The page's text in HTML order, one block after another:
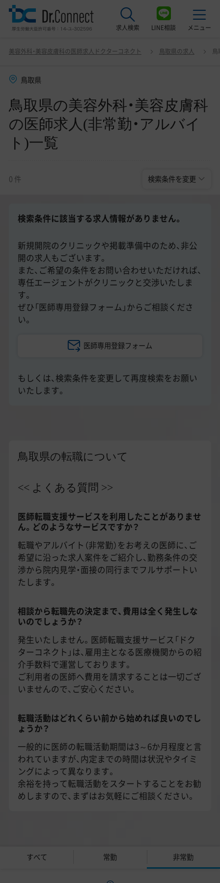
求人検索 LINE相談 メニュー
美容クリニック見学ご希望の方はこちら
サービス紹介
ドクターコネクトの強み
エージェント紹介
常勤求人一覧
美容医療医師の転職お役立ちコンテンツ
美容クリニック見学・研修情報
美容外科・美容皮膚科の医師転職体験談
美容クリニックインタビュー
美容医療の転職お役立ち記事
医師採用ご担当者様・その他問い合わせ
美容外科・美容皮膚科の医師求人ドクターコネクト 鳥取県の求人 鳥
鳥取県
鳥取県の美容外科・美容皮膚科
の医師求人(非常勤・アルバイ
ト)一覧
0 件 検索条件を変更
鳥取県の美容外科・美容皮膚科の医師求人(非常勤・ア
ルバイト)一覧
変更
検索条件に該当する求人情報がありません。
新規開院のクリニックや掲載準備中のため、非公
開の求人もございます。
また、ご希望の条件をお問い合わせいただければ、
専任エージェントがクリニックと交渉いたしま
す。
ぜひ「医師専用登録フォーム」からご相談くださ
い。
医師専用登録フォーム
もしくは、検索条件を変更して再度検索をお願い
いたします。
鳥取県の転職について
<< よくある質問 >>
医師転職支援サービスを利用したことがありませ
ん。どのようなサービスですか？
転職やアルバイト（非常勤）をお考えの医師に、ご
希望に沿った求人案件をご紹介し、勤務条件の交
渉から院内見学・面接の同行までフルサポートい
たします。
相談から転職先の決定まで、費用は全く発生しな
いのでしょうか？
発生いたしません。医師転職支援サービス「ドク
ターコネクト」は、雇用主となる医療機関からの紹
介手数料で運営しております。
ご利用者の医師へ費用を請求することは一切ござ
いませんので、ご安心ください。
転職活動はどれくらい前から始めれば良いのでし
ょうか？
一般的に医師の転職活動期間は3～6か月程度と言
われていますが、内定までの時間は状況やタイミ
ングによって異なります。
余裕を持って転職活動をスタートすることをお勧
めしますので、まずはお気軽にご相談ください。
すべて 常勤 非常勤